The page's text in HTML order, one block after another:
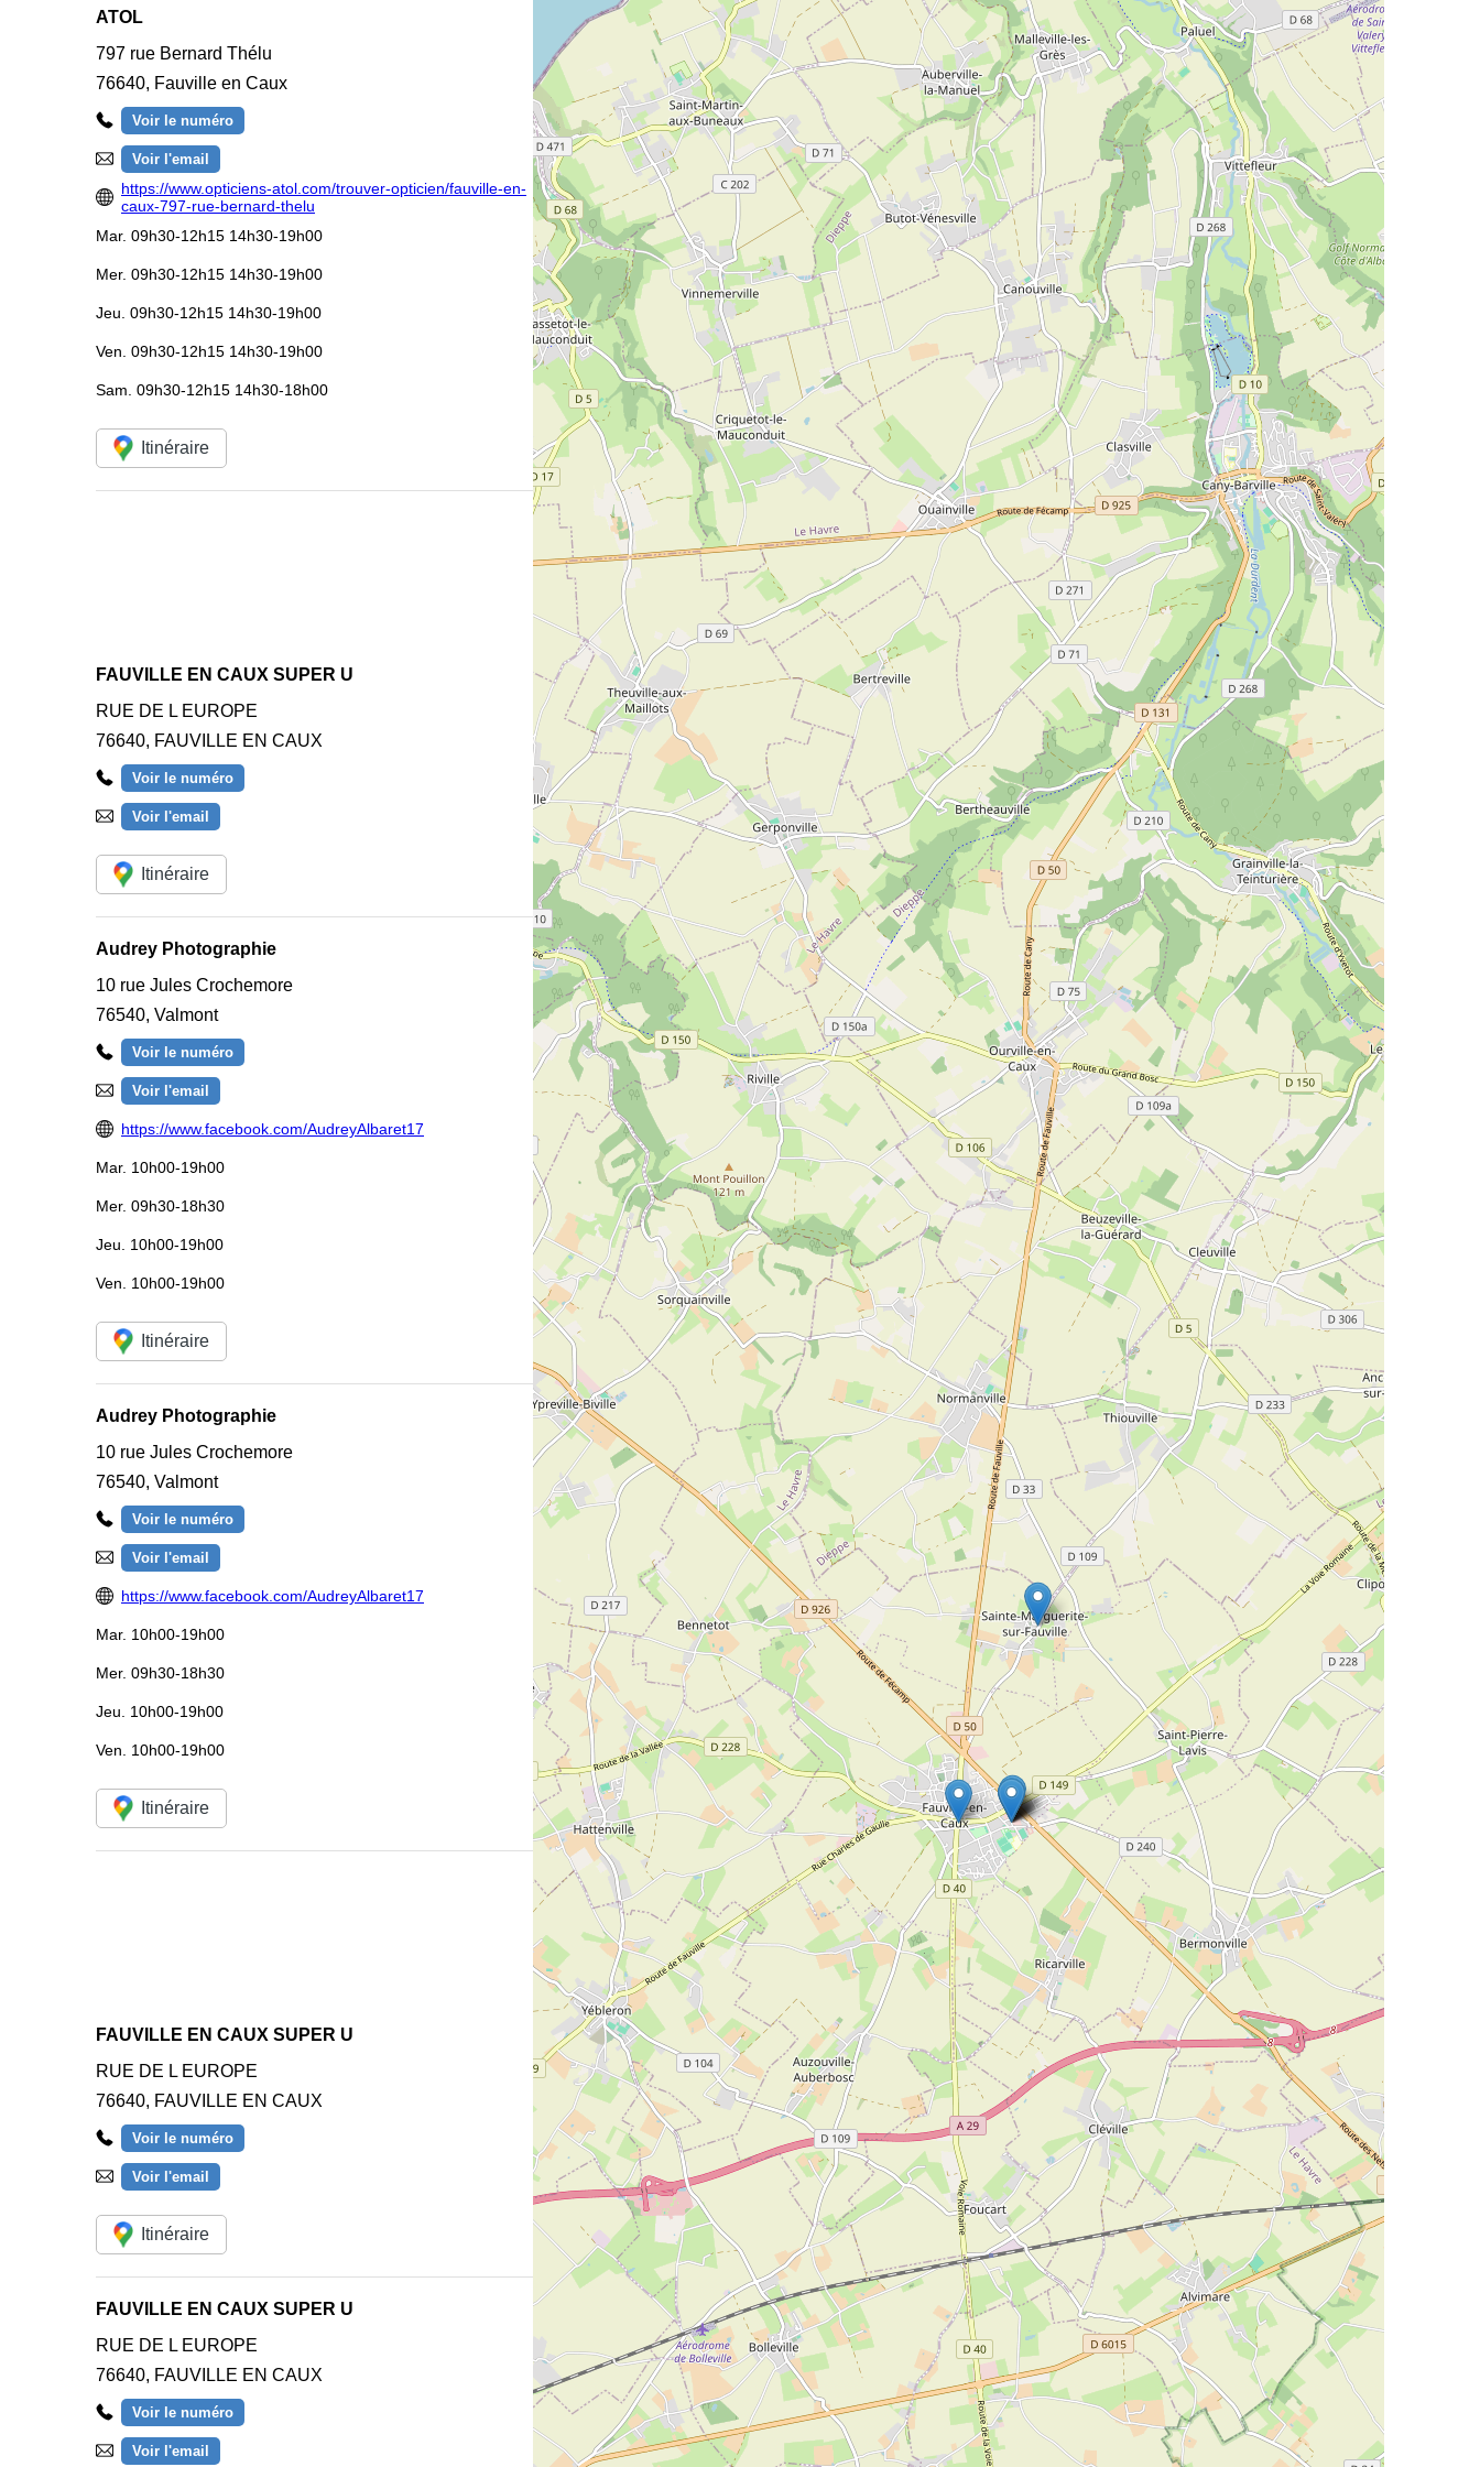
ATOL
797 rue Bernard Thélu
76640, Fauville en Caux
Voir le numéro
Voir l'email
https://www.opticiens-atol.com/trouver-opticien/fauville-en-
caux-797-rue-bernard-thelu
Mar. 09h30-12h15 14h30-19h00
Mer. 09h30-12h15 14h30-19h00
Jeu. 09h30-12h15 14h30-19h00
Ven. 09h30-12h15 14h30-19h00
Sam. 09h30-12h15 14h30-18h00
Itinéraire
FAUVILLE EN CAUX SUPER U
RUE DE L EUROPE
76640, FAUVILLE EN CAUX
Voir le numéro
Voir l'email
Itinéraire
Audrey Photographie
10 rue Jules Crochemore
76540, Valmont
Voir le numéro
Voir l'email
https://www.facebook.com/AudreyAlbaret17
Mar. 10h00-19h00
Mer. 09h30-18h30
Jeu. 10h00-19h00
Ven. 10h00-19h00
Itinéraire
Audrey Photographie
10 rue Jules Crochemore
76540, Valmont
Voir le numéro
Voir l'email
https://www.facebook.com/AudreyAlbaret17
Mar. 10h00-19h00
Mer. 09h30-18h30
Jeu. 10h00-19h00
Ven. 10h00-19h00
Itinéraire
FAUVILLE EN CAUX SUPER U
RUE DE L EUROPE
76640, FAUVILLE EN CAUX
Voir le numéro
Voir l'email
Itinéraire
FAUVILLE EN CAUX SUPER U
RUE DE L EUROPE
76640, FAUVILLE EN CAUX
Voir le numéro
Voir l'email